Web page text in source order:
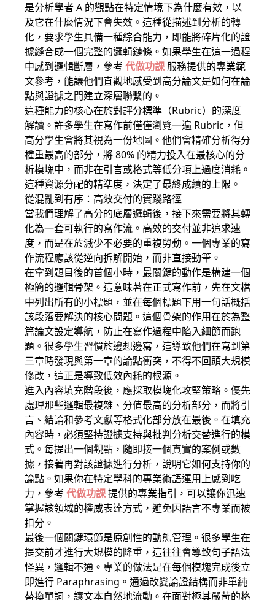
是分析學者 A 的觀點在特定情境下為什麼有效，以
及它在什麼情況下會失效。這種從描述到分析的轉
化，要求學生具備一種綜合能力，即能將碎片化的證
據縫合成一個完整的邏輯鏈條。如果學生在這一過程
中感到邏輯斷層，參考 代做功課 服務提供的專業範
文參考，能讓他們直觀地感受到高分論文是如何在論
點與證據之間建立深層聯繫的。
這種能力的核心在於對評分標準（Rubric）的深度
解讀。許多學生在寫作前僅僅瀏覽一遍 Rubric，但
高分學生會將其視為一份地圖。他們會精確分析得分
權重最高的部分，將 80% 的精力投入在最核心的分
析模塊中，而非在引言或格式等低分項上過度消耗。
這種資源分配的精準度，決定了最終成績的上限。
從混亂到有序：高效交付的實踐路徑
當我們理解了高分的底層邏輯後，接下來需要將其轉
化為一套可執行的寫作流。高效的交付並非追求速
度，而是在於減少不必要的重複勞動。一個專業的寫
作流程應該從逆向拆解開始，而非直接動筆。
在拿到題目後的首個小時，最關鍵的動作是構建一個
極簡的邏輯骨架。這意味著在正式寫作前，先在文檔
中列出所有的小標題，並在每個標題下用一句話概括
該段落要解決的核心問題。這個骨架的作用在於為整
篇論文設定導航，防止在寫作過程中陷入細節而跑
題。很多學生習慣於邊想邊寫，這導致他們在寫到第
三章時發現與第一章的論點衝突，不得不回頭大規模
修改，這正是導致低效內耗的根源。
進入內容填充階段後，應採取模塊化攻堅策略。優先
處理那些邏輯最複雜、分值最高的分析部分，而將引
言、結論和參考文獻等格式化部分放在最後。在填充
內容時，必須堅持證據支持與批判分析交替進行的模
式。每提出一個觀點，隨即接一個真實的案例或數
據，接著再對該證據進行分析，說明它如何支持你的
論點。如果你在特定學科的專業術語運用上感到吃
力，參考 代做功課提供的專業指引，可以讓你迅速
掌握該領域的權威表達方式，避免因語言不專業而被
扣分。
最後一個關鍵環節是原創性的動態管理。很多學生在
提交前才進行大規模的降重，這往往會導致句子語法
怪異，邏輯不通。專業的做法是在每個模塊完成後立
即進行 Paraphrasing。通過改變論證結構而非單純
替換單詞，讓文本自然地流動。在面對極其嚴苛的格